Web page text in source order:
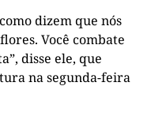
dizem que nós
Você combate
disse ele, que
na segunda-feira